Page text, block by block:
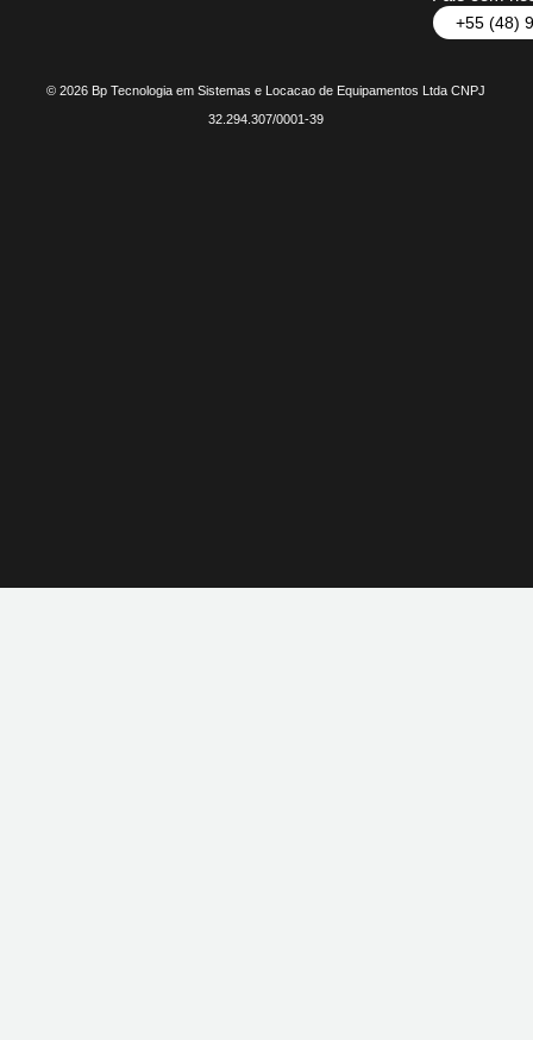
+55 (48)
© 2026 Bp Tecnologia em Sistemas e Locacao de Equipamentos Ltda CNPJ
32.294.307/0001-39